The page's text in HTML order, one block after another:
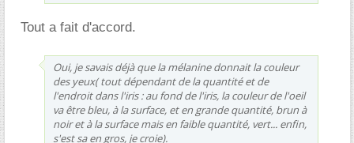
Tout a fait d'accord.
Oui, je savais déjà que la mélanine donnait la couleur
des yeux( tout dépendant de la quantité et de
l'endroit dans l'iris : au fond de l'iris, la couleur de l'oeil
va être bleu, à la surface, et en grande quantité, brun à
noir et à la surface mais en faible quantité, vert... enfin,
s'est sa en gros, je croie).